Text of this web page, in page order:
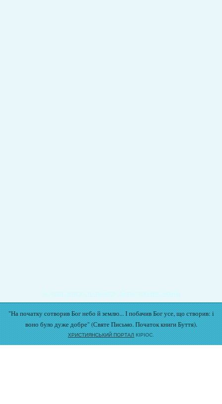
Подати записку на молитву Богослужіння онлайн
"На початку сотворив Бог небо й землю... І побачив Бог усе, що створив: і
воно було дуже добре" (Святе Письмо. Початок книги Буття).
ХРИСТИЯНСЬКИЙ ПОРТАЛ КІРІОС.